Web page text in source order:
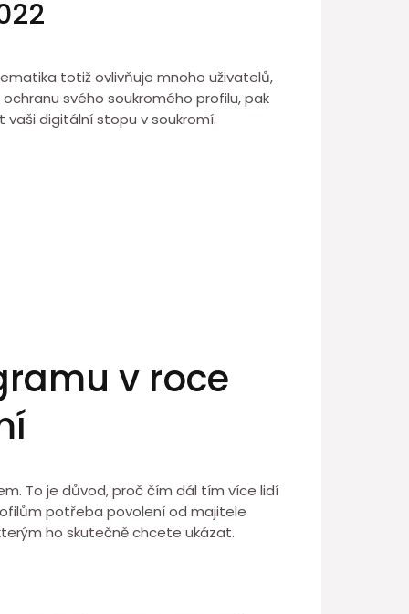
totiž ovlivňuje mnoho uživatelů,
svého soukromého profilu, pak
digitální stopu v soukromí.
v roce
To je důvod, proč čím dál tím více lidí
potřeba povolení od majitele
ho skutečně chcete ukázat.